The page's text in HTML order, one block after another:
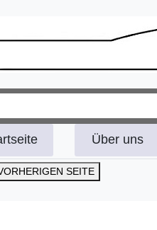
Über uns
SEITE